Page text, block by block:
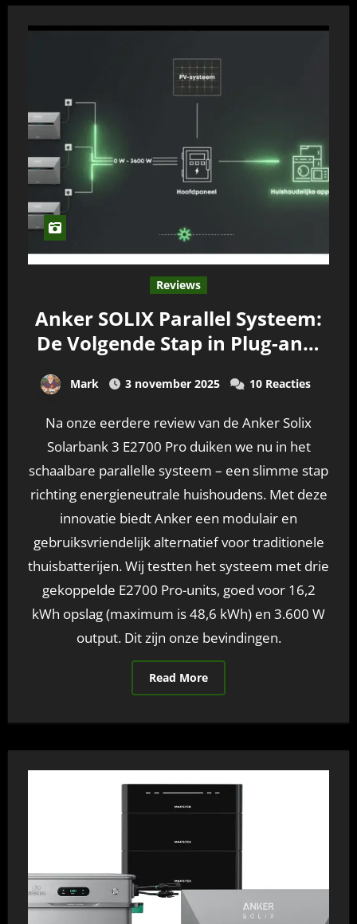
Reviews
Anker SOLIX Parallel Systeem:
De Volgende Stap in Plug-and-
Mark 3 november 2025 10 Reacties
Na onze eerdere review van de Anker Solix
Solarbank 3 E2700 Pro duiken we nu in het
schaalbare parallelle systeem – een slimme stap
richting energieneutrale huishoudens. Met deze
innovatie biedt Anker een modulair en
gebruiksvriendelijk alternatief voor traditionele
thuisbatterijen. Wij testten het systeem met drie
gekoppelde E2700 Pro-units, goed voor 16,2
kWh opslag (maximum is 48,6 kWh) en 3.600 W
output. Dit zijn onze bevindingen.
Read More